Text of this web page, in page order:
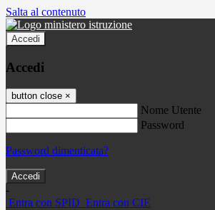
Salta al contenuto
Accedi
Accedi
button close ×
Nome Utente
Password
Password dimenticata?
-
Entra con SPID Entra con CIE